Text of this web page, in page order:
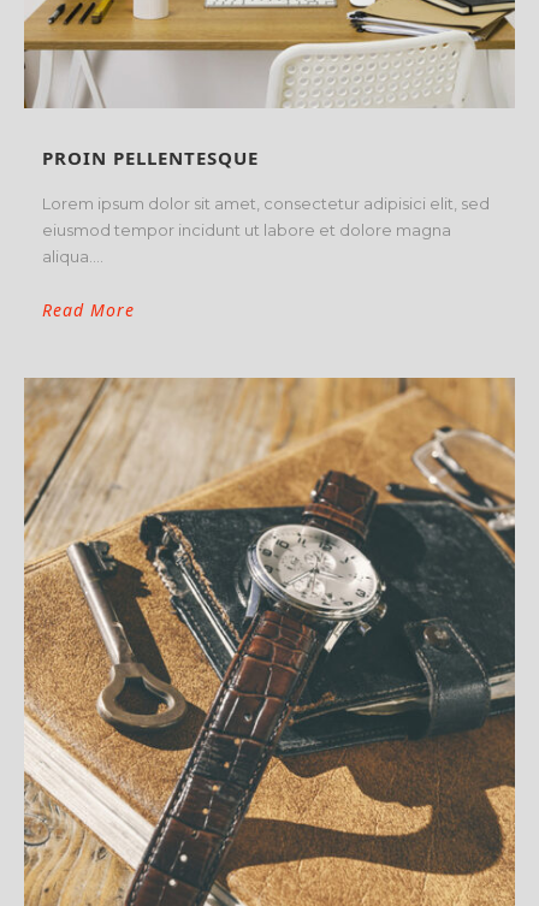
PROIN PELLENTESQUE
Lorem ipsum dolor sit amet, consectetur adipisici elit, sed
eiusmod tempor incidunt ut labore et dolore magna
aliqua....
Read More